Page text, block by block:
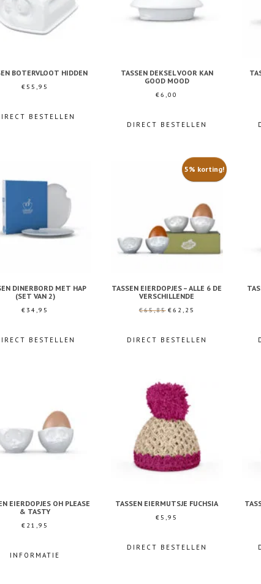
BOTERVLOOT HIDDEN
€55,95
BESTELLEN
TASSEN DEKSEL VOOR KAN
GOOD MOOD
€6,00
DIRECT BESTELLEN
DINERBORD MET HAP
(SET VAN 2)
€34,95
BESTELLEN
5% korting!
TASSEN EIERDOPJES – ALLE 6 DE
VERSCHILLENDE
€65,85 Oorspronkelijke
€62,25
DIRECT BESTELLEN
EIERDOPJES OH PLEASE
& TASTY
€ 21,95
INFORMATIE
TASSEN EIERMUTSJE FUCHSIA
€5,95
DIRECT BESTELLEN